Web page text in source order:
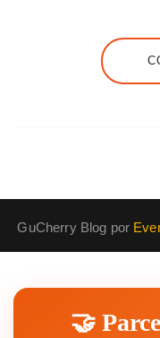
GuCherry Blog por
🤝